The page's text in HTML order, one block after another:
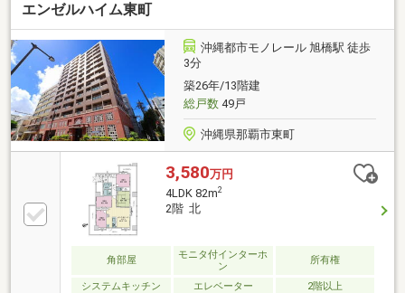
エンゼルハイム東町
沖縄都市モノレール 旭橋駅 徒歩
3分
築26年/13階建
総戸数49戸
沖縄県那覇市東町
3,580万円
4LDK 82m2
2階 北
角部屋
モニタ付インターホ
ン
所有権
システムキッチン エレベーター 2階以上